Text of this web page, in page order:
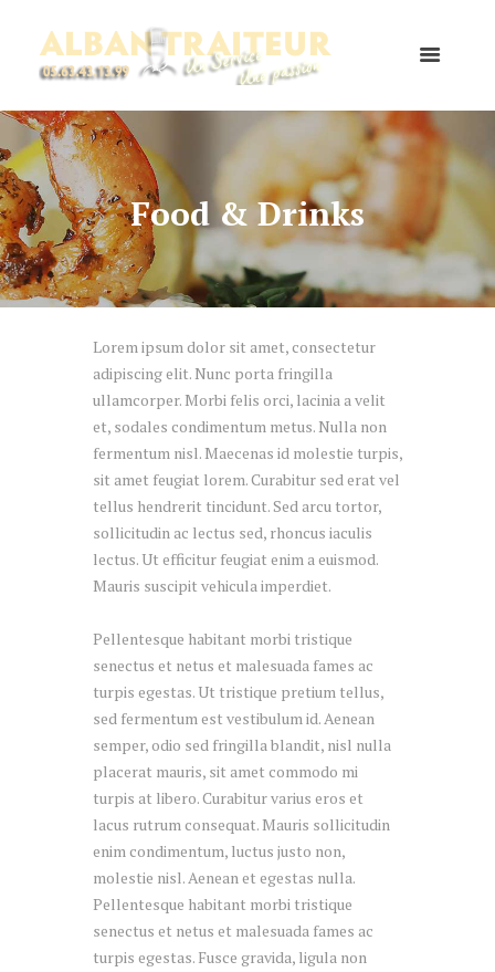
Food & Drinks
Lorem ipsum dolor sit amet, consectetur
adipiscing elit. Nunc porta fringilla
ullamcorper. Morbi felis orci, lacinia a velit
et, sodales condimentum metus. Nulla non
fermentum nisl. Maecenas id molestie turpis,
sit amet feugiat lorem. Curabitur sed erat vel
tellus hendrerit tincidunt. Sed arcu tortor,
sollicitudin ac lectus sed, rhoncus iaculis
lectus. Ut efficitur feugiat enim a euismod.
Mauris suscipit vehicula imperdiet.
Pellentesque habitant morbi tristique
senectus et netus et malesuada fames ac
turpis egestas. Ut tristique pretium tellus,
sed fermentum est vestibulum id. Aenean
semper, odio sed fringilla blandit, nisl nulla
placerat mauris, sit amet commodo mi
turpis at libero. Curabitur varius eros et
lacus rutrum consequat. Mauris sollicitudin
enim condimentum, luctus justo non,
molestie nisl. Aenean et egestas nulla.
Pellentesque habitant morbi tristique
senectus et netus et malesuada fames ac
turpis egestas. Fusce gravida, ligula non